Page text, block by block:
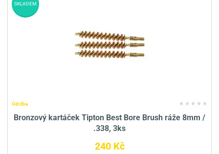
Údržba
Bronzový kartáček Tipton Best Bore Brush ráže 8mm /
.338, 3ks
240 Kč
SKLADEM